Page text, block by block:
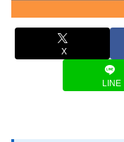
X
LINE